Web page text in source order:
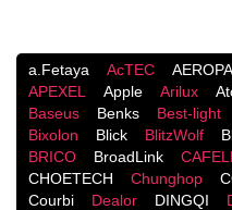
a.Fetaya AcTEC
APEXEL
Apple Arilux
Baseus
Benks Best-light
Bixolon
Blick BlitzWolf
BRICO
BroadLink
CHOETECH
Chunghop
Courbi
Dealor DINGQI